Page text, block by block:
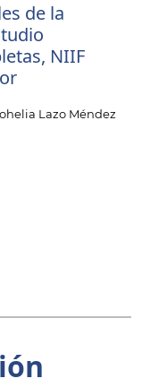
de la
NIIF
Lazo Méndez